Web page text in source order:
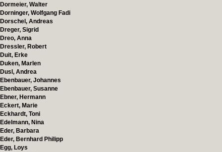
Dormeier, Walter
Dorninger, Wolfgang Fadi
Dorschel, Andreas
Dreger, Sigrid
Dreo, Anna
Dressler, Robert
Duit, Erke
Duken, Marlen
Dusl, Andrea
Ebenbauer, Johannes
Ebenbauer, Susanne
Ebner, Hermann
Eckert, Marie
Eckhardt, Toni
Edelmann, Nina
Eder, Barbara
Eder, Bernhard Philipp
Egg, Loys